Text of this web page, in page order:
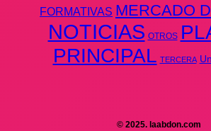
FORMATIVAS MERCADO
NOTICIAS OTROS
PRINCIPAL TERCERA
© 2025. laabdon.com